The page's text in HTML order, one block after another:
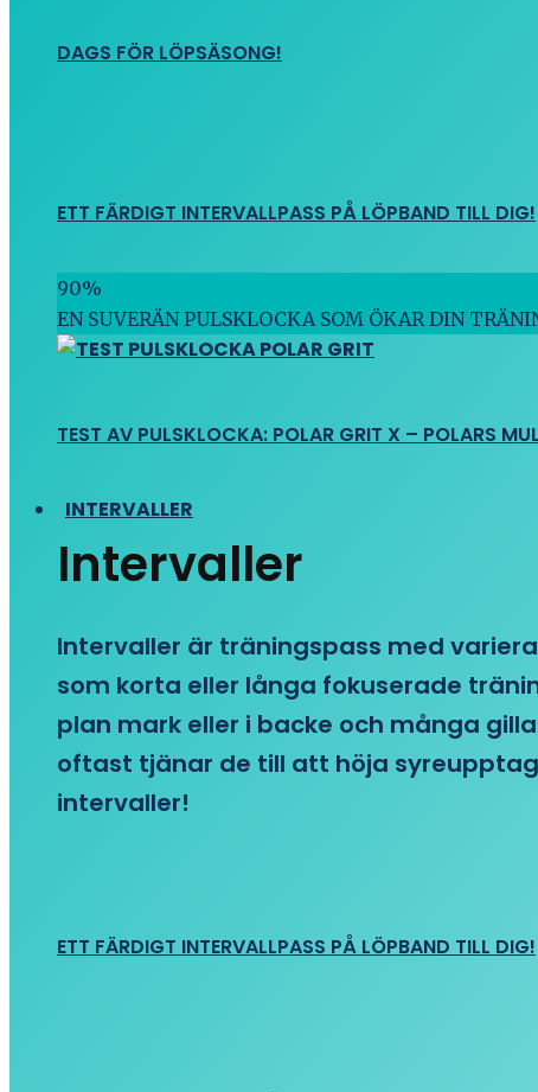
DAGS FÖR LÖPSÄSONG!
ETT FÄRDIGT INTERVALLPASS PÅ LÖPBAND TILL DIG!
90%
EN SUVERÄN PULSKLOCKA SOM ÖKAR DIN
TEST AV PULSKLOCKA: POLAR GRIT X – POLARS
INTERVALLER
Intervaller
Intervaller är träningspass med
som korta eller långa fokuserade
plan mark eller i backe och många
oftast tjänar de till att höja
intervaller!
ETT FÄRDIGT INTERVALLPASS PÅ LÖPBAND TILL DIG!